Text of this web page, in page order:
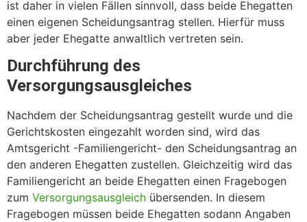
ist daher in vielen Fällen sinnvoll, dass beide Ehegatten
einen eigenen Scheidungsantrag stellen. Hierfür muss
aber jeder Ehegatte anwaltlich vertreten sein.
Durchführung des
Versorgungsausgleiches
Nachdem der Scheidungsantrag gestellt wurde und die
Gerichtskosten eingezahlt worden sind, wird das
Amtsgericht -Familiengericht- den Scheidungsantrag an
den anderen Ehegatten zustellen. Gleichzeitig wird das
Familiengericht an beide Ehegatten einen Fragebogen
zum Versorgungsausgleich übersenden. In diesem
Fragebogen müssen beide Ehegatten sodann Angaben